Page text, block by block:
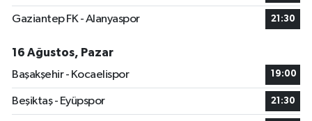
Gaziantep FK - Alanyaspor 21:30
16 Ağustos, Pazar
Başakşehir - Kocaelispor
19:00
Beşiktaş - Eyüpspor 21:30